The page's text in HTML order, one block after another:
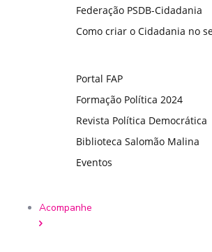
Federação PSDB-Cidadania
Como criar o Cidadania no
Portal FAP
Formação Política 2024
Revista Política Democrática
Biblioteca Salomão Malina
Eventos
Acompanhe